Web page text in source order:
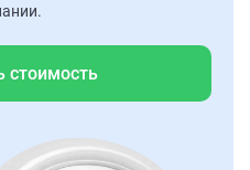
стоимость